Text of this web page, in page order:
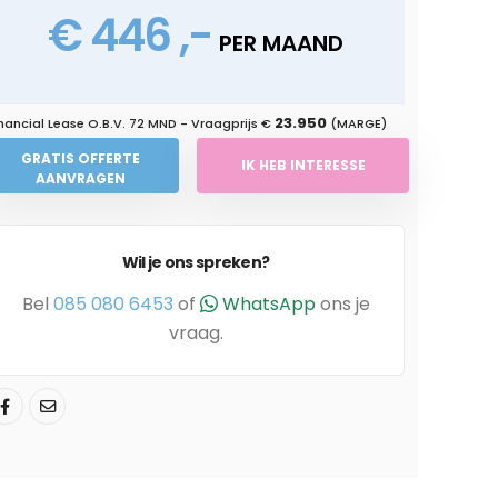
€ 446 ,- PER MAAND
Lease O.B.V. 72 MND - Vraagprijs € 23.950 (MARGE)
GRATIS OFFERTE
AANVRAGEN
IK HEB INTERESSE
Wil je ons spreken?
Bel 085 080 6453 of WhatsAppons je
vraag.